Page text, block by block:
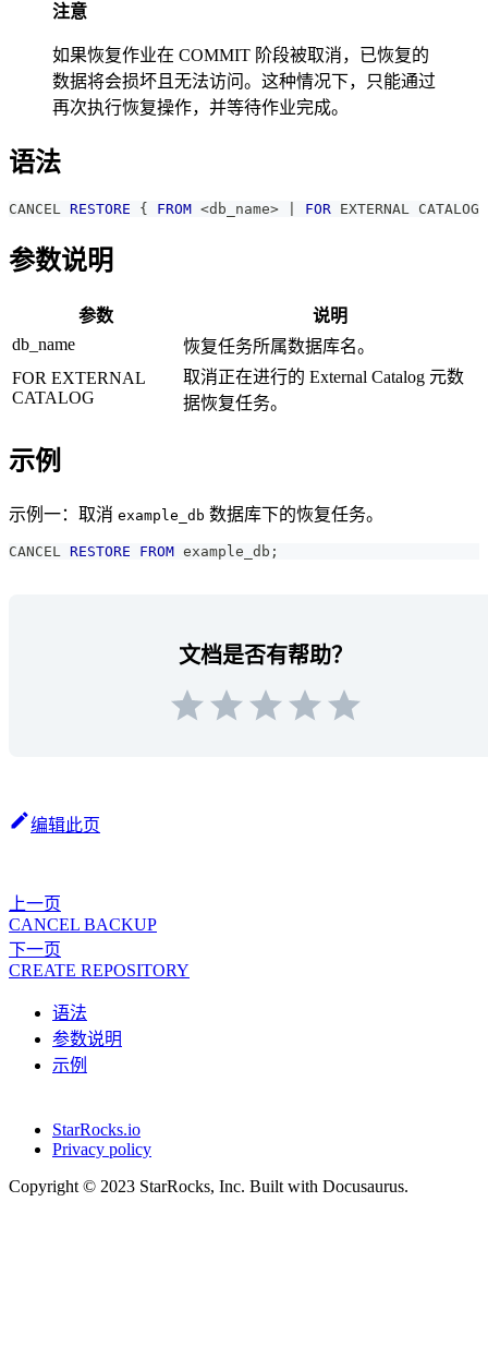
注意
如果恢复作业在 COMMIT 阶段被取消，已恢复的
数据将会损坏且无法访问。这种情况下，只能通过
再次执行恢复操作，并等待作业完成。
语法
CANCEL RESTORE { FROM <db_name> FOR EXTERNAL
参数说明
参数
说明
db_name
恢复任务所属数据库名。
FOR EXTERNAL
CATALOG
取消正在进行的 External Catalog 元数
据恢复任务。
示例
示例一：取消 example_db 数据库下的恢复任务。
CANCEL RESTORE FROM example_db ;
文档是否有帮助？
编辑此页
上一页
CANCEL BACKUP
下一页
CREATE REPOSITORY
语法
参数说明
示例
StarRocks.io
Privacy policy
Copyright © 2023 StarRocks, Inc. Built with Docusaurus.